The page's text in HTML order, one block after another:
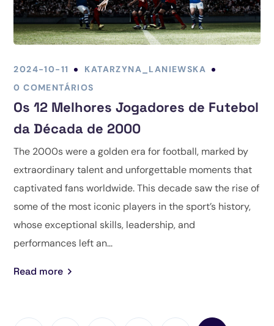
2024-10-11
KATARZYNA_LANIEWSKA
0 COMENTÁRIOS
Os 12 Melhores Jogadores de Futebol
da Década de 2000
The 2000s were a golden era for football, marked by
extraordinary talent and unforgettable moments that
captivated fans worldwide. This decade saw the rise of
some of the most iconic players in the sport’s history,
whose exceptional skills, leadership, and
performances left an...
Read more